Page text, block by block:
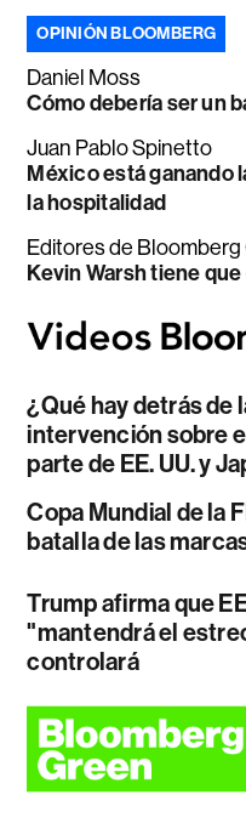
OPINIÓN BLOOMBERG
Daniel Moss
Cómo debería ser un
Juan Pablo Spinetto
México está ganando
la hospitalidad
Editores de Bloomberg
Kevin Warsh tiene
¿Qué hay detrás de
intervención sobre
parte de EE. UU. y
Copa Mundial de la
batalla de las
Trump afirma que
"mantendrá el
controlará